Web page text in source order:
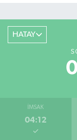
HATAY
İMSAK
04:12